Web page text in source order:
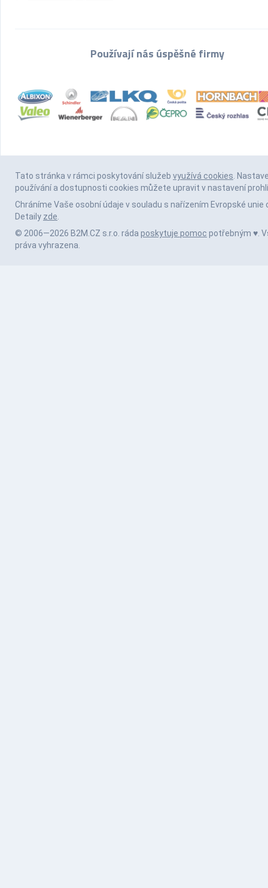
Používají nás úspěšné firmy
Tato stránka v rámci poskytování služeb využívá cookies .
používání a dostupnosti cookies můžete upravit v nastavení
Chráníme Vaše osobní údaje v souladu s nařízením Evropské unie
Detaily zde
© 2006—2026 B2M.CZ s.r.o. ráda poskytuje pomoc potřebným ♥️.
práva vyhrazena.